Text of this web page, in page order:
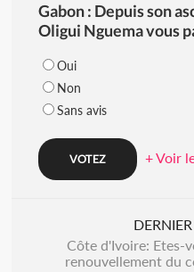
Gabon : Depuis son
Oligui Nguema vous
Oui
Non
Sans avis
+ Voir
Côte d'Ivoire: Etes-
renouvellement du